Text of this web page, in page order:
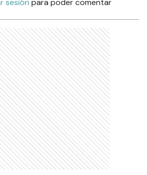
sesión para poder comentar